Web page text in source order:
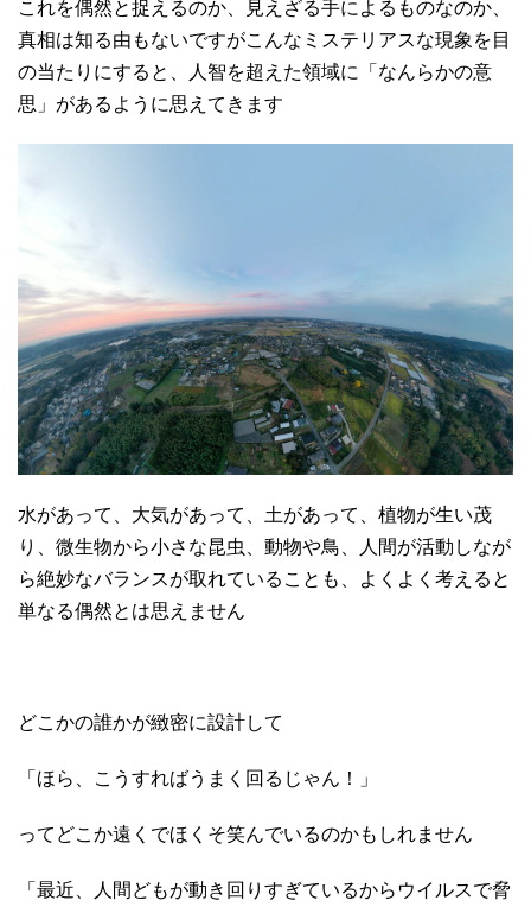
これを偶然と捉えるのか、見えざる手によるものなのか、
真相は知る由もないですがこんなミステリアスな現象を目
の当たりにすると、人智を超えた領域に「なんらかの意
思」があるように思えてきます
水があって、大気があって、土があって、植物が生い茂
り、微生物から小さな昆虫、動物や鳥、人間が活動しなが
ら絶妙なバランスが取れていることも、よくよく考えると
単なる偶然とは思えません
どこかの誰かが緻密に設計して
「ほら、こうすればうまく回るじゃん！」
ってどこか遠くでほくそ笑んでいるのかもしれません
「最近、人間どもが動き回りすぎているからウイルスで脅